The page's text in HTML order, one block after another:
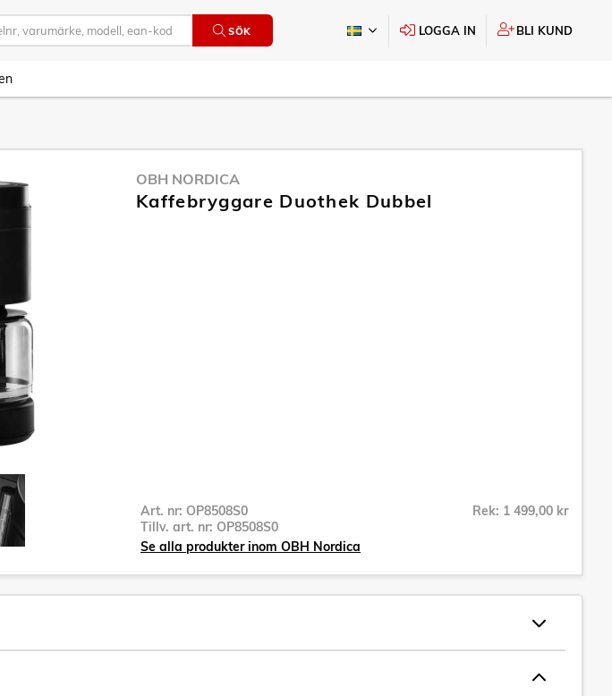
SÖK LOGGA IN BLI KUND
OBH NORDICA
Kaffebryggare Duothek Dubbel
Art. nr: OP8508S0
Tillv. art. nr: OP8508S0
Rek: 1 499,00 kr
Se alla produkter inom OBH Nordica